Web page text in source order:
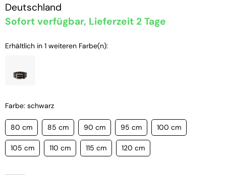
Deutschland
Sofort verfügbar, Lieferzeit 2 Tage
Erhältlich in 1 weiteren Farbe(n):
Farbe: schwarz
80 cm 85 cm 90 cm 95 cm 100 cm
105 cm 110 cm 115 cm 120 cm